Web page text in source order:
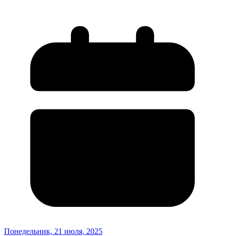
Понедельник, 21 июля, 2025